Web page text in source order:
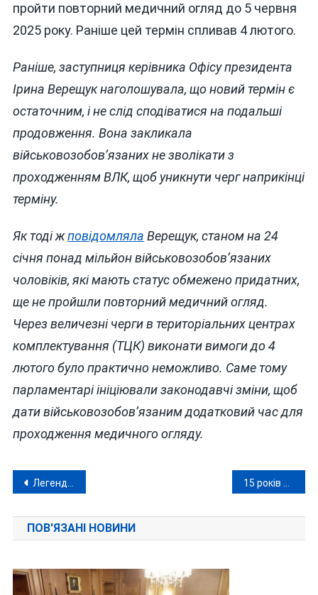
пройти повторний медичний огляд до 5 червня
2025 року. Раніше цей термін спливав 4 лютого.
Раніше, заступниця керівника Офісу президента
Ірина Верещук наголошувала, що новий термін є
остаточним, і не слід сподіватися на подальші
продовження. Вона закликала
військовозобов’язаних не зволікати з
проходженням ВЛК, щоб уникнути черг наприкінці
терміну.
Як тоді жповідомляла Верещук, станом на 24
січня понад мільйон військовозобов’язаних
чоловіків, які мають статус обмежено придатних,
ще не пройшли повторний медичний огляд.
Через величезні черги в територіальних центрах
комплектування (ТЦК) виконати вимоги до 4
лютого було практично неможливо. Саме тому
парламентарі ініціювали законодавчі зміни, щоб
дати військовозобов’язаним додатковий час для
проходження медичного огляду.
Навігація
записів
Легендарний лікар Андрій Верба очолив новостворену Університетську лікарню Вінницького медвишу
ПОВ'ЯЗАНІ НОВИНИ